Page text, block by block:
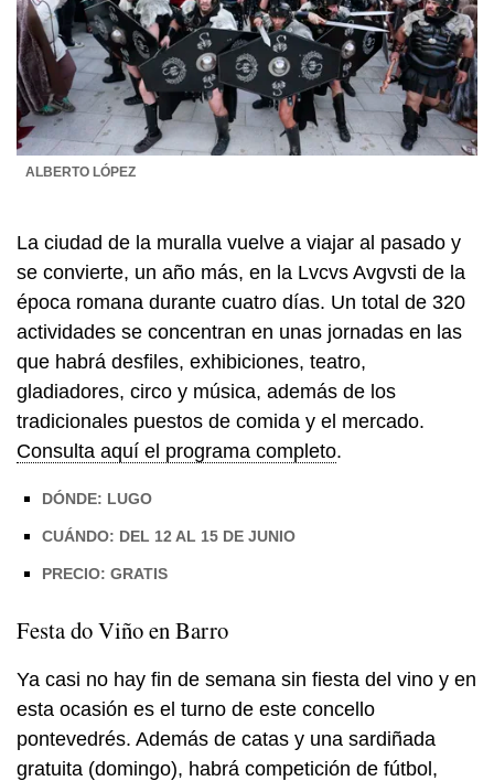
ALBERTO LÓPEZ
La ciudad de la muralla vuelve a viajar al pasado y
se convierte, un año más, en la Lvcvs Avgvsti de la
época romana durante cuatro días. Un total de 320
actividades se concentran en unas jornadas en las
que habrá desfiles, exhibiciones, teatro,
gladiadores, circo y música, además de los
tradicionales puestos de comida y el mercado.
Consulta aquí el programa completo.
DÓNDE: LUGO
CUÁNDO: DEL 12 AL 15 DE JUNIO
PRECIO: GRATIS
Festa do Viño en Barro
Ya casi no hay fin de semana sin fiesta del vino y en
esta ocasión es el turno de este concello
pontevedrés. Además de catas y una sardiñada
gratuita (domingo), habrá competición de fútbol,